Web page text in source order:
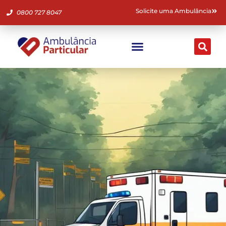
0800 727 8047 Solicite uma Ambulância